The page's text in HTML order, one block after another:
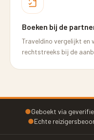
Boeken bij de
Traveldino vergelijkt en
rechtstreeks bij de
●Geboekt via
●Echte